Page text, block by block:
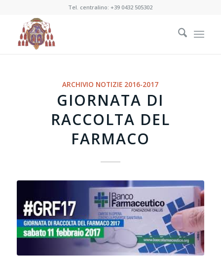
Tel. centralino:+39 0432 505302
ARCHIVIO NOTIZIE 2016-2017
GIORNATA DI
RACCOLTA DEL
FARMACO